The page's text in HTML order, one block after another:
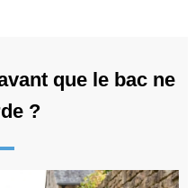
que le bac ne
?